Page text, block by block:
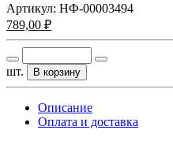
Артикул: НФ-00003494
789,00 ₽
шт. В корзину
Описание
Оплата и доставка